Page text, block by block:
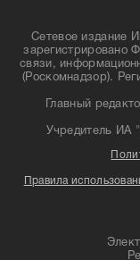
Сетевое издание
зарегистрировано
связи,
(Роскомнадзор).
Главный
Учредитель
Правила